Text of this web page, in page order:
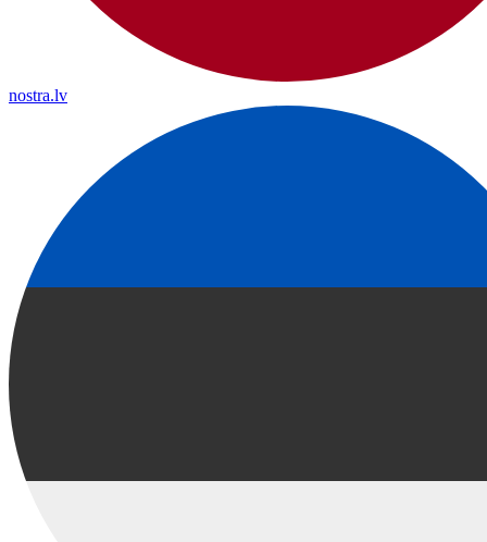
nostra.lv